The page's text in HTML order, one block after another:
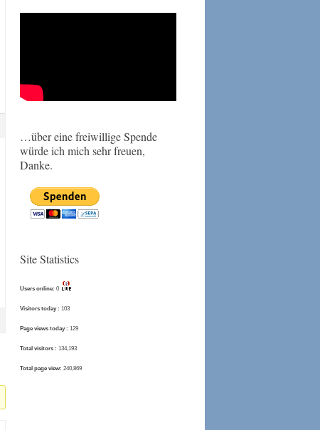
…über eine freiwillige Spende
würde ich mich sehr freuen,
Danke.
Site Statistics
Users online: 0
Visitors today : 103
Page views today : 129
Total visitors : 134,193
Total page view: 240,869